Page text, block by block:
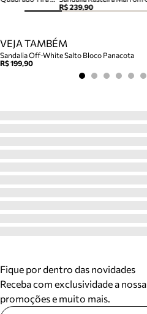
R$ 239,90
VEJA TAMBÉM
Sandalia Off-White Salto Bloco Panacota
R$ 199,90
Fique por dentro das novidades
Receba com exclusividade a
promoções e muito mais.